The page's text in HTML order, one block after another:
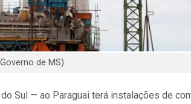
de MS)
Sul — ao Paraguai terá instalações de